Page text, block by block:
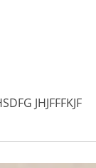
JHJFFFKJF